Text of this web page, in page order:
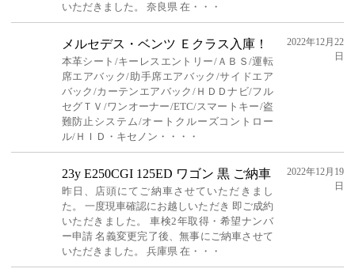
いただきました。 奈良県 在・・・
メルセデス・ベンツ Ｅクラス入庫！
本革シート/キーレスエントリー/ＡＢＳ/運転
席エアバック/助手席エアバック/サイドエア
バック/カーテンエアバック/ＨＤＤナビ/フル
セグＴＶ/ワンオーナー/ETC/スマートキー/盗
難防止システム/オートクルーズコントロー
ル/ＨＩＤ・キセノン・・・・
2022年12月22
日
23y E250CGI 125ED ワゴン 黒 ご納車
昨日、店頭にてご納車させていただきまし
た。 一度現車確認にお越しいただき 即ご成約
いただきました。 車検2年取得・希望ナンバ
ー申請 名義変更完了後、無事にご納車させて
いただきました。 兵庫県 在・・・
2022年12月19
日